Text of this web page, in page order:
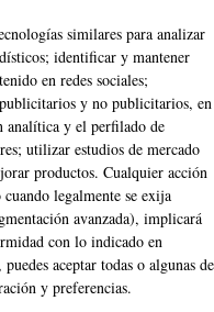
similares para analizar
identificar y mantener
en redes sociales;
y no publicitarios, en
analítica y el perfilado de
utilizar estudios de mercado
productos. Cualquier acción
legalmente se exija
avanzada), implicará
con lo indicado en
aceptar todas o algunas de
y preferencias.